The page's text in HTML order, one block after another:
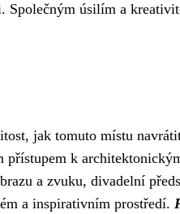
Společným úsilím a
jak tomuto místu
přístupem k
a zvuku, divadelní
a inspirativním prostředí.